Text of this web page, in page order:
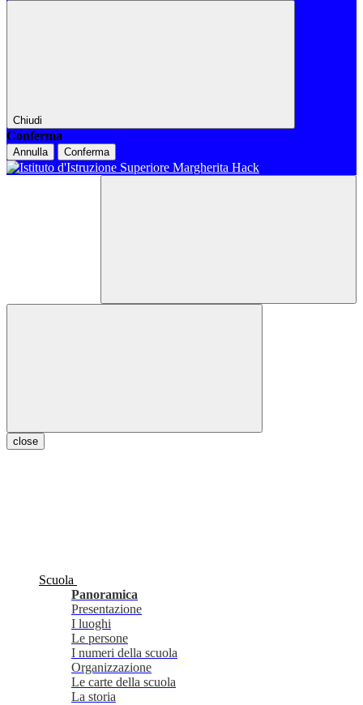
Chiudi
Conferma
Annulla Conferma
close
Scuola
Panoramica
Presentazione
I luoghi
Le persone
I numeri della scuola
Organizzazione
Le carte della scuola
La storia